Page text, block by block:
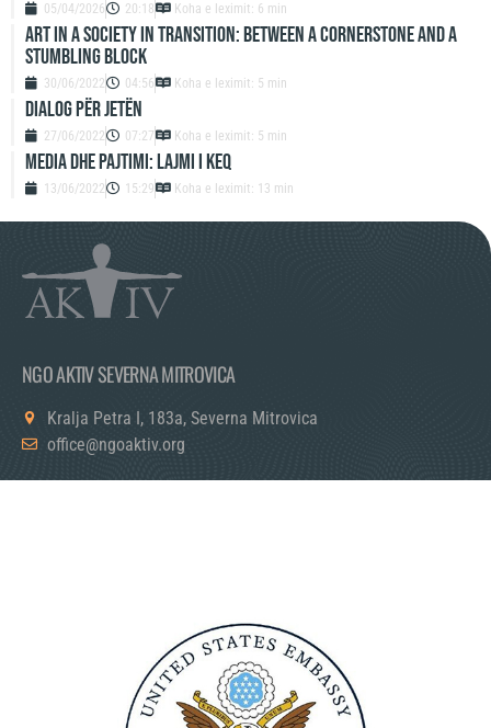
05/04/2026 20:18 Koha e leximit: 6 min
ART IN A SOCIETY IN TRANSITION: BETWEEN A CORNERSTONE AND A
STUMBLING BLOCK
30/06/2022 04:56 Koha e leximit: 5 min
DIALOG PËR JETËN
27/06/2022 07:27 Koha e leximit: 5 min
MEDIA DHE PAJTIMI: LAJMI I KEQ
13/06/2022 15:29 Koha e leximit: 13 min
NGO AKTIV SEVERNA MITROVICA
Kralja Petra I, 183a, Severna Mitrovica
office@ngoaktiv.org